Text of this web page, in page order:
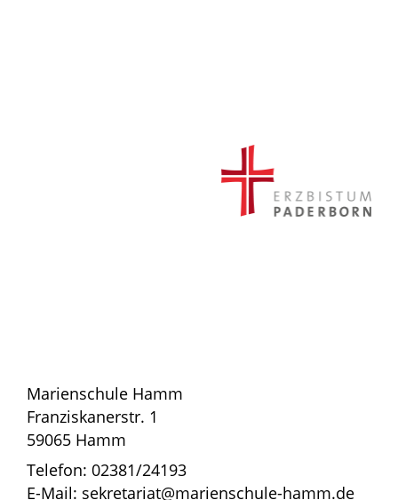
Marienschule Hamm
Franziskanerstr. 1
59065 Hamm
Telefon: 02381/24193
E-Mail: sekretariat@marienschule-hamm.de